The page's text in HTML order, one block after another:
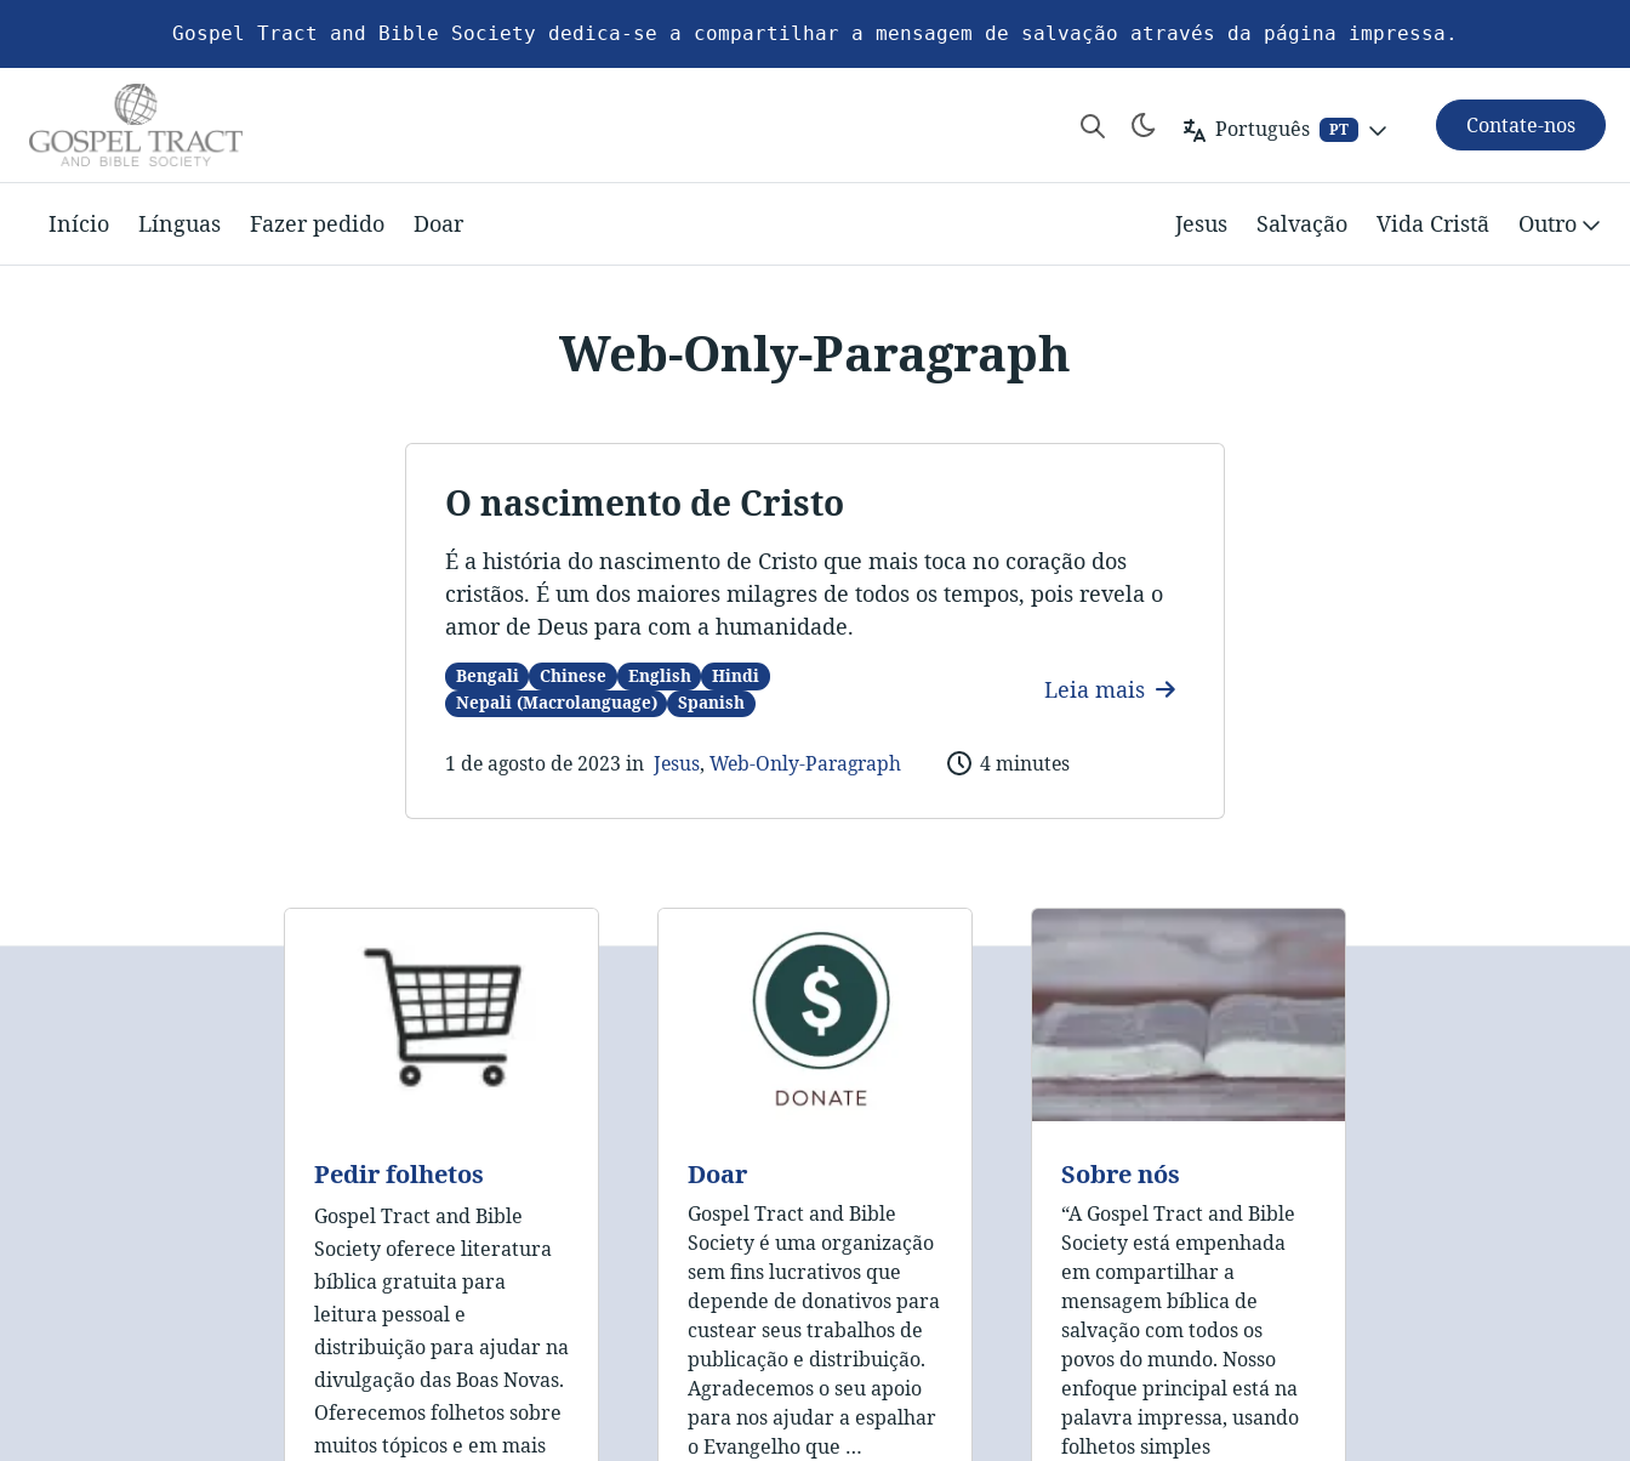
Gospel Tract and Bible Society dedica-se a compartilhar a mensagem de salvação através da página impressa.
Português PT Contate-nos
Início Línguas Fazer pedido Doar Jesus Salvação Vida Cristã Outro
Web-Only-Paragraph
O nascimento de Cristo
É a história do nascimento de Cristo que mais toca no coração dos
cristãos. É um dos maiores milagres de todos os tempos, pois revela o
amor de Deus para com a humanidade.
Bengali Chinese English
Hindi
Nepali (Macrolanguage)
Spanish Leia mais
1 de agosto de 2023 in Jesus, Web-Only-Paragraph 4 minutes
Pedir folhetos
Gospel Tract and Bible
Society oferece literatura
bíblica gratuita para
leitura pessoal e
distribuição para ajudar na
divulgação das Boas Novas.
Oferecemos folhetos sobre
muitos tópicos e em mais
Doar
Gospel Tract and Bible
Society é uma organização
sem fins lucrativos que
depende de donativos para
custear seus trabalhos de
publicação e distribuição.
Agradecemos o seu apoio
para nos ajudar a espalhar
o Evangelho que …
Sobre nós
“A Gospel Tract and Bible
Society está empenhada
em compartilhar a
mensagem bíblica de
salvação com todos os
povos do mundo. Nosso
enfoque principal está na
palavra impressa, usando
folhetos simples